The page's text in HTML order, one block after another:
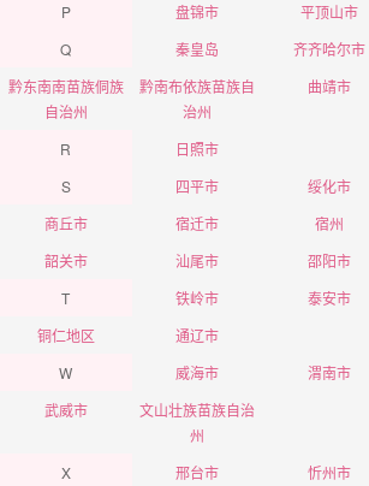
P
盘锦市 平顶山市
Q
秦皇岛 齐齐哈尔市
黔东南南苗族侗族
自治州
黔南布依族苗族自
治州
曲靖市
R
日照市
S
四平市 绥化市
商丘市
宿迁市 宿州
韶关市
汕尾市 邵阳市
T
铁岭市 泰安市
铜仁地区
通辽市
W
威海市 渭南市
武威市
文山壮族苗族自治
州
X
邢台市 忻州市